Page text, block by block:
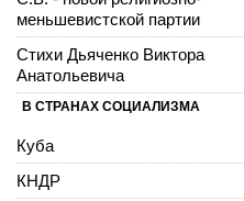
меньшевистской партии
Стихи Дьяченко Виктора
Анатольевича
В СТРАНАХ СОЦИАЛИЗМА
Куба
КНДР